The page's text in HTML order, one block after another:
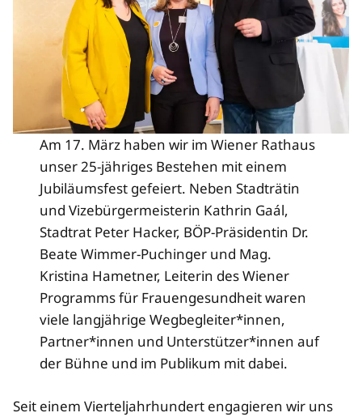
Am 17. März haben wir im Wiener Rathaus
unser 25-jähriges Bestehen mit einem
Jubiläumsfest gefeiert. Neben Stadträtin
und Vizebürgermeisterin Kathrin Gaál,
Stadtrat Peter Hacker, BÖP-Präsidentin Dr.
Beate Wimmer-Puchinger und Mag.
Kristina Hametner, Leiterin des Wiener
Programms für Frauengesundheit waren
viele langjährige Wegbegleiter*innen,
Partner*innen und Unterstützer*innen auf
der Bühne und im Publikum mit dabei.
Seit einem Vierteljahrhundert engagieren wir uns